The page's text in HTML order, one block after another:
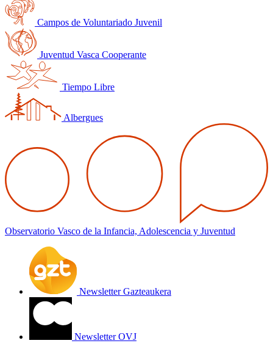
Campos de Voluntariado Juvenil
Juventud Vasca Cooperante
Tiempo Libre
Albergues
Observatorio Vasco de la Infancia, Adolescencia y Juventud
Newsletter Gazteaukera
Newsletter OVJ